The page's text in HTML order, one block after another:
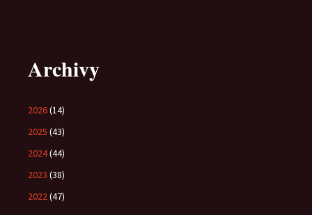
Archivy
2026(14)
2025 (43)
2024(44)
2023 (38)
2022 (47)